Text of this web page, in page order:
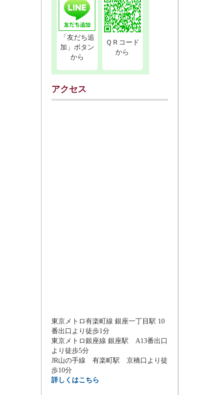
「友だち追
加」ボタン
から
ＱＲコード
から
アクセス
東京メトロ有楽町線 銀座一丁目駅 10
番出口より徒歩1分
東京メトロ銀座線 銀座駅 A13番出口
より徒歩5分
JR山の手線 有楽町駅 京橋口より徒
歩10分
詳しくはこちら